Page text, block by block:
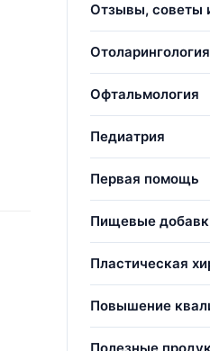
Отзывы, советы
Отоларингология
Офтальмология
Педиатрия
Первая помощь
Пищевые
Пластическая
Повышение